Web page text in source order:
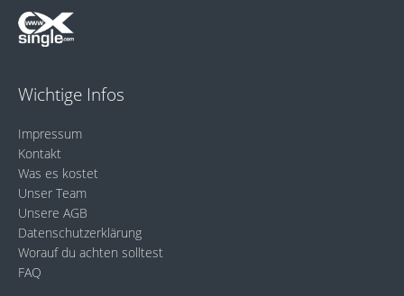
Wichtige Infos
Impressum
Kontakt
Was es kostet
Unser Team
Unsere AGB
Datenschutzerklärung
Worauf du achten solltest
FAQ